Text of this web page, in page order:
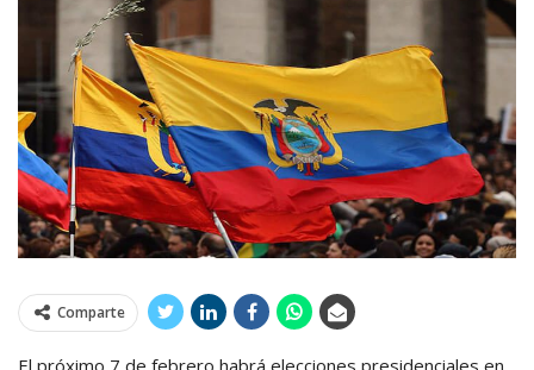
Comparte